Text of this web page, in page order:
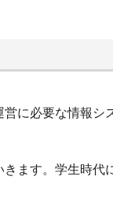
に必要な情報
ます。学生時